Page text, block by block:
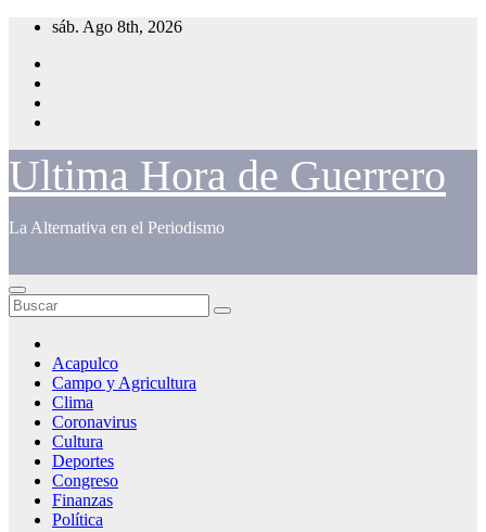
Saltar
contenido
sáb. Ago 8th, 2026
Ultima Hora de Guerrero
La Alternativa en el Periodismo
Acapulco
Campo y Agricultura
Clima
Coronavirus
Cultura
Deportes
Congreso
Finanzas
Política